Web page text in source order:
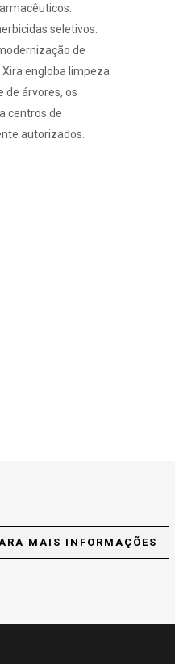
seletivos.
de
engloba limpeza
de árvores, os
centros de
autorizados.
MAIS INFORMAÇÕES